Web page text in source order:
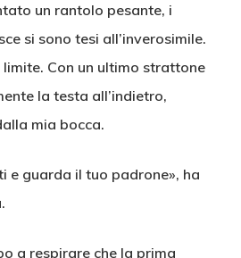
un rantolo pesante, i
si sono tesi all’inverosimile.
Con un ultimo strattone
la testa all’indietro,
mia bocca.
e guarda il tuo padrone», ha
a respirare che la prima